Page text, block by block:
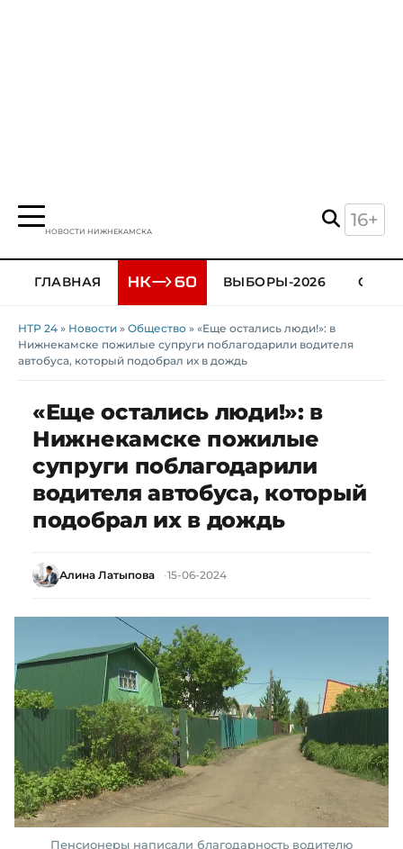
НОВОСТИ НИЖНЕКАМСКА
16+
ГЛАВНАЯ ВЫБОРЫ-2026
НТР 24 » Новости » Общество » «Еще остались люди!»: в
Нижнекамске пожилые супруги поблагодарили водителя
автобуса, который подобрал их в дождь
«Еще остались люди!»: в
Нижнекамске пожилые
супруги поблагодарили
водителя автобуса, который
подобрал их в дождь
Алина Латыпова 15-06-2024
Пенсионеры написали благодарность водителю